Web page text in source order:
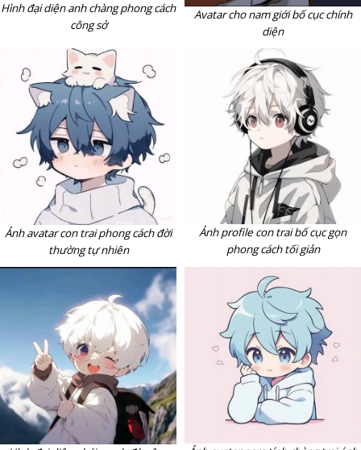
Hình đại diện anh chàng phong cách
công sở
Avatar cho nam giới bố cục chính
diện
Ảnh avatar con trai phong cách đời
thường tự nhiên
Ảnh profile con trai bố cục gọn
phong cách tối giản